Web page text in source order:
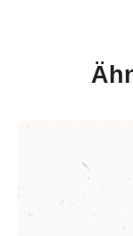
Produktgalerie